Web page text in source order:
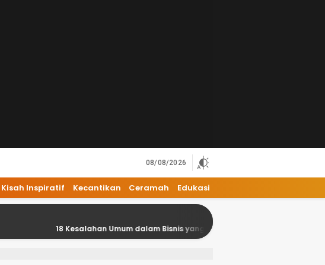
08/08/2026
Kisah Inspiratif Kecantikan Ceramah Edukasi
18 Kesalahan Umum dalam Bisnis yang Harus Dihindari